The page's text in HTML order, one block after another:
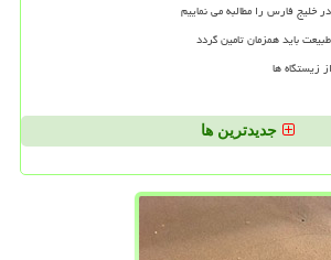
فارس را مطالبه می نماییم
باید همزمان تامین گردد
زیستگاه ها
جدیدترین ها